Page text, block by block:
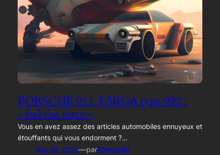
PORSCHE 911 TARGA type 992 :
« feel the force »
Vous en avez assez des articles automobiles ennuyeux et
étouffants qui vous endorment ?…
Déc 16, 2022—parBonneville